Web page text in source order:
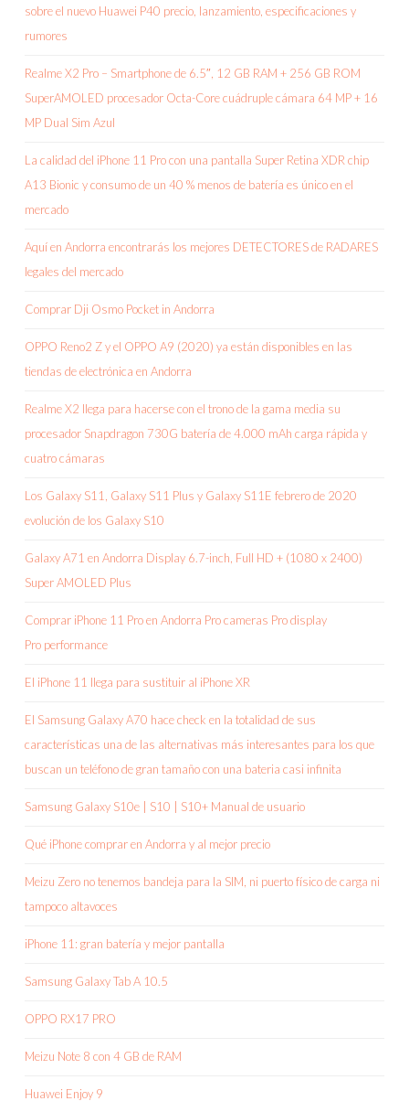
sobre el nuevo Huawei P40 precio, lanzamiento, especificaciones y
rumores
Realme X2 Pro – Smartphone de 6.5″, 12 GB RAM + 256 GB ROM
SuperAMOLED procesador Octa-Core cuádruple cámara 64 MP + 16
MP Dual Sim Azul
La calidad del iPhone 11 Pro con una pantalla Super Retina XDR chip
A13 Bionic y consumo de un 40 % menos de batería es único en el
mercado
Aquí en Andorra encontrarás los mejores DETECTORES de RADARES
legales del mercado
Comprar Dji Osmo Pocket in Andorra
OPPO Reno2 Z y el OPPO A9 (2020) ya están disponibles en las
tiendas de electrónica en Andorra
Realme X2 llega para hacerse con el trono de la gama media su
procesador Snapdragon 730G batería de 4.000 mAh carga rápida y
cuatro cámaras
Los Galaxy S11, Galaxy S11 Plus y Galaxy S11E febrero de 2020
evolución de los Galaxy S10
Galaxy A71 en Andorra Display 6.7-inch, Full HD + (1080 x 2400)
Super AMOLED Plus
Comprar iPhone 11 Pro en Andorra Pro cameras Pro display
Pro performance
El iPhone 11 llega para sustituir al iPhone XR
El Samsung Galaxy A70 hace check en la totalidad de sus
características una de las alternativas más interesantes para los que
buscan un teléfono de gran tamaño con una bateria casi infinita
Samsung Galaxy S10e | S10 | S10+ Manual de usuario
Qué iPhone comprar en Andorra y al mejor precio
Meizu Zero no tenemos bandeja para la SIM, ni puerto físico de carga ni
tampoco altavoces
iPhone 11: gran batería y mejor pantalla
Samsung Galaxy Tab A 10.5
OPPO RX17 PRO
Meizu Note 8 con 4 GB de RAM
Huawei Enjoy 9